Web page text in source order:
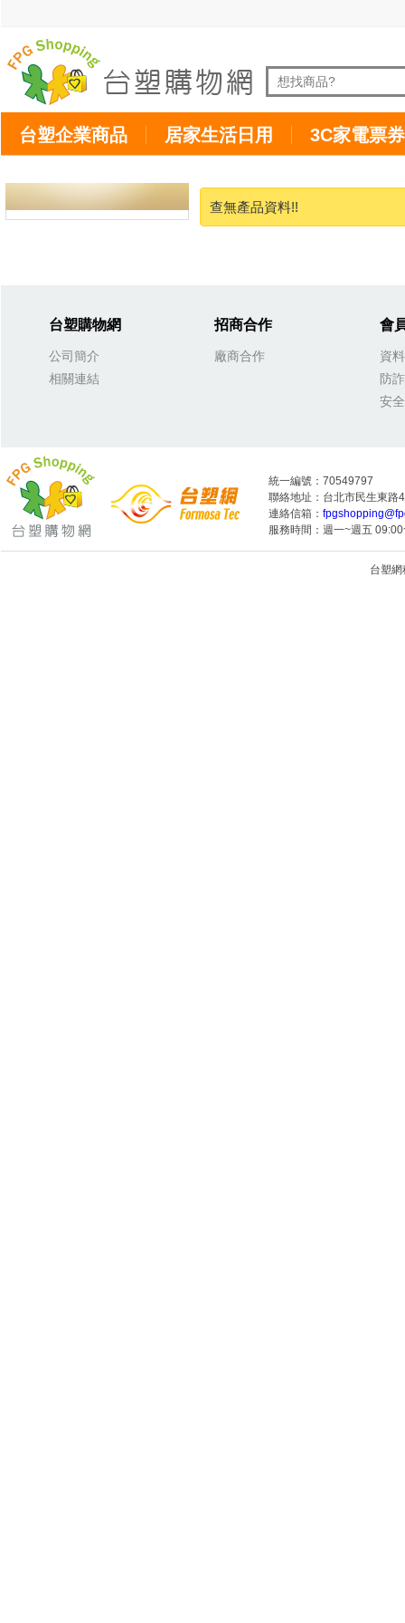
台塑企業商品 居家生活日用 3C家電票券
查無產品資料!!
台塑購物網
公司簡介
相關連結
招商合作
廠商合作
會
資
防
安
統一編號：70549797
聯絡地址：台北市民生東路
連絡信箱：
服務時間：週一~週五
台塑